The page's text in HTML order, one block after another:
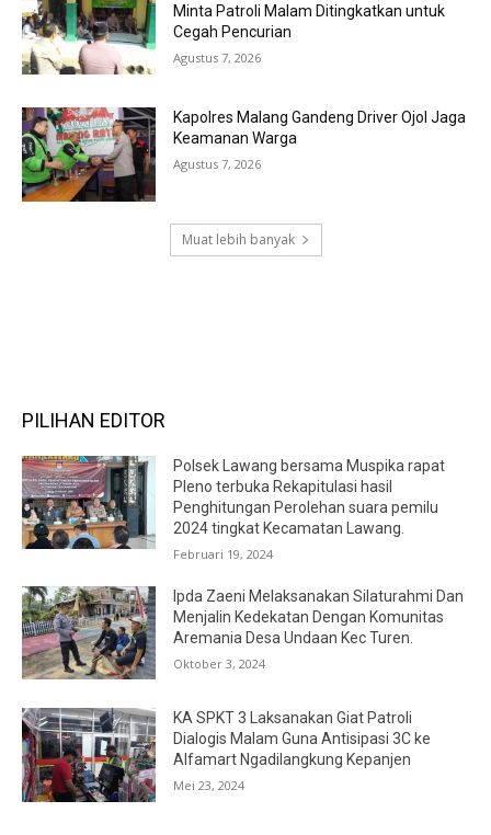
Minta Patroli Malam Ditingkatkan untuk
Cegah Pencurian
Agustus 7, 2026
Kapolres Malang Gandeng Driver Ojol Jaga
Keamanan Warga
Agustus 7, 2026
Muat lebih banyak
PILIHAN EDITOR
Polsek Lawang bersama Muspika rapat
Pleno terbuka Rekapitulasi hasil
Penghitungan Perolehan suara pemilu
2024 tingkat Kecamatan Lawang.
Februari 19, 2024
Ipda Zaeni Melaksanakan Silaturahmi Dan
Menjalin Kedekatan Dengan Komunitas
Aremania Desa Undaan Kec Turen.
Oktober 3, 2024
KA SPKT 3 Laksanakan Giat Patroli
Dialogis Malam Guna Antisipasi 3C ke
Alfamart Ngadilangkung Kepanjen
Mei 23, 2024